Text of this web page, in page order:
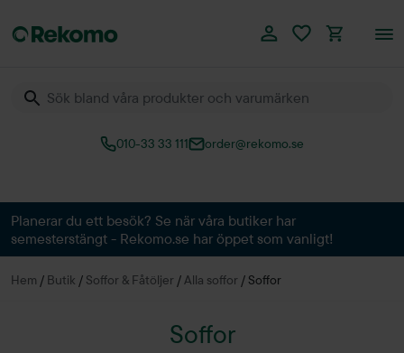
010-33 33 111 order@rekomo.se
Planerar du ett besök? Se när våra butiker har
semesterstängt - Rekomo.se har öppet som vanligt!
Hem / Butik / Soffor & Fåtöljer /Alla soffor / Soffor
Soffor